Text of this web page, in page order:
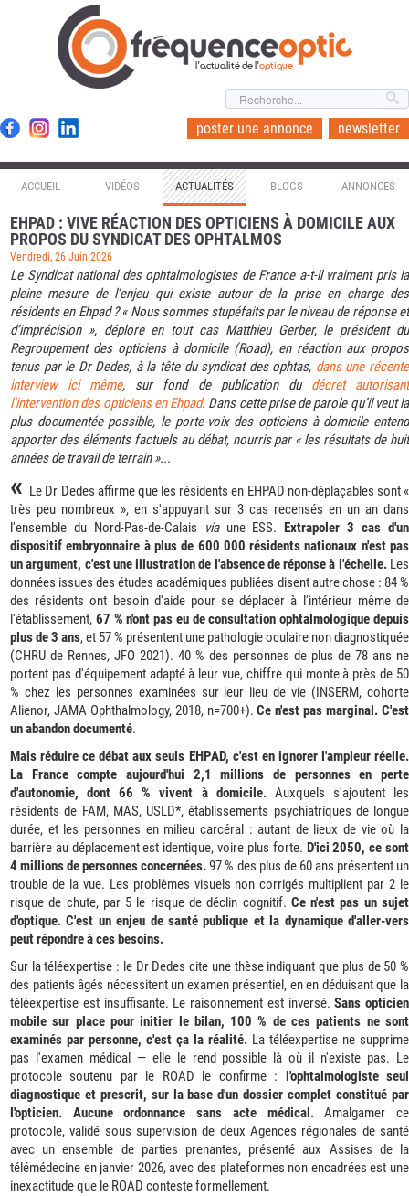
l'actualité de l'optique
poster une annonce newsletter
ACCUEIL VIDÉOS ACTUALITÉS BLOGS ANNONCES
EHPAD : VIVE RÉACTION DES OPTICIENS À DOMICILE AUX
PROPOS DU SYNDICAT DES OPHTALMOS
Vendredi, 26 Juin 2026
Le Syndicat national des ophtalmologistes de France a-t-il vraiment pris la
pleine mesure de l’enjeu qui existe autour de la prise en charge des
résidents en Ehpad ? « Nous sommes stupéfaits par le niveau de réponse et
d’imprécision », déplore en tout cas Matthieu Gerber, le président du
Regroupement des opticiens à domicile (Road), en réaction aux propos
tenus par le Dr Dedes, à la tête du syndicat des ophtas, dans une récente
interview ici même, sur fond de publication du décret autorisant
l’intervention des opticiens en Ehpad. Dans cette prise de parole qu’il veut la
plus documentée possible, le porte-voix des opticiens à domicile entend
apporter des éléments factuels au débat, nourris par « les résultats de huit
années de travail de terrain »...
« Le Dr Dedes affirme que les résidents en EHPAD non-déplaçables sont «
très peu nombreux », en s'appuyant sur 3 cas recensés en un an dans
l'ensemble du Nord-Pas-de-Calais
viaune ESS.Extrapoler 3 cas d'un
dispositif embryonnaire à plus de 600 000 résidents nationaux n'est pas
un argument, c'est une illustration de l'absence de réponse à l'échelle.Les
données issues des études académiques publiées disent autre chose : 84 %
des résidents ont besoin d'aide pour se déplacer à l'intérieur même de
l'établissement, 67 % n'ont pas eu de consultation ophtalmologique depuis
plus de 3 ans, et 57 % présentent une pathologie oculaire non diagnostiquée
(CHRU de Rennes, JFO 2021). 40 % des personnes de plus de 78 ans ne
portent pas d'équipement adapté à leur vue, chiffre qui monte à près de 50
% chez les personnes examinées sur leur lieu de vie (INSERM, cohorte
Alienor, JAMA Ophthalmology, 2018, n=700+).Ce n'est pas marginal. C'est
un abandon documenté.
Mais réduire ce débat aux seuls EHPAD, c'est en ignorer l'ampleur réelle.
La France compte aujourd'hui 2,1 millions de personnes en perte
d'autonomie, dont 66 % vivent à domicile.Auxquels s'ajoutent les
résidents de FAM, MAS, USLD*, établissements psychiatriques de longue
durée, et les personnes en milieu carcéral : autant de lieux de vie où la
barrière au déplacement est identique, voire plus forte. D'ici 2050, ce sont
4 millions de personnes concernées.97 % des plus de 60 ans présentent un
trouble de la vue. Les problèmes visuels non corrigés multiplient par 2 le
risque de chute, par 5 le risque de déclin cognitif. Ce n'est pas un sujet
d'optique. C'est un enjeu de santé publique et la dynamique d'aller-vers
peut répondre à ces besoins.
Sur la téléexpertise : le Dr Dedes cite une thèse indiquant que plus de 50 %
des patients âgés nécessitent un examen présentiel, en en déduisant que la
téléexpertise est insuffisante. Le raisonnement est inversé.Sans opticien
mobile sur place pour initier le bilan, 100 % de ces patients ne sont
examinés par personne, c'est ça la réalité. La téléexpertise ne supprime
pas l'examen médical — elle le rend possible là où il n'existe pas. Le
protocole soutenu par le ROAD le confirme : l'ophtalmologiste seul
diagnostique et prescrit, sur la base d'un dossier complet constitué par
l'opticien. Aucune ordonnance sans acte médical.Amalgamer ce
protocole, validé sous supervision de deux Agences régionales de santé
avec un ensemble de parties prenantes, présenté aux Assises de la
télémédecine en janvier 2026, avec des plateformes non encadrées est une
inexactitude que le ROAD conteste formellement.